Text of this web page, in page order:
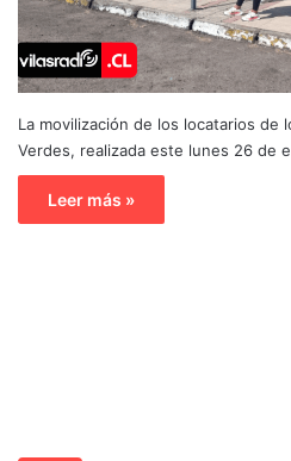
La movilización de los locatarios de
Verdes, realizada este lunes 26 de
Leer más »